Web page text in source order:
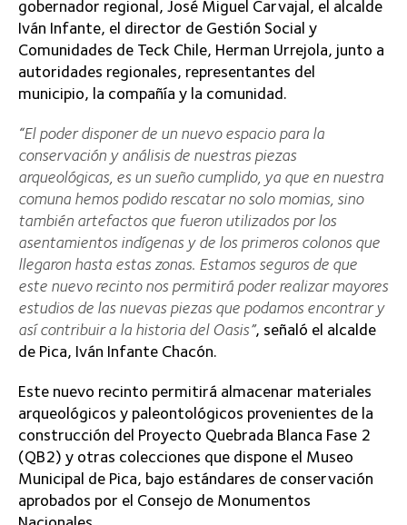
este nuevo recinto nos permitirá poder realizar mayores
estudios de las nuevas piezas que podamos encontrar y
así contribuir a la historia del Oasis”, señaló el alcalde
de Pica, Iván Infante Chacón.
arqueológicos y paleontológicos provenientes de la
construcción del Proyecto Quebrada Blanca Fase 2
(QB2) y otras colecciones que dispone el Museo
Municipal de Pica, bajo estándares de conservación
aprobados por el Consejo de Monumentos
Nacionales.
“Durante el diseño del Proyecto QB2, nos
comprometimos a aportar con un nuevo espacio que
permita conservar los hallazgos arqueológicos y
paleontológicos provenientes de estas obras,
resguardo de estos y otras colecciones que dispone el
Museo Municipal de Pica, bajo estándares de
conservación aprobados por el Consejo de Monumentos
Nacionales”, afirmó el director de Gestión Social y
Comunidades de Teck Chile, Herman Urrejola.